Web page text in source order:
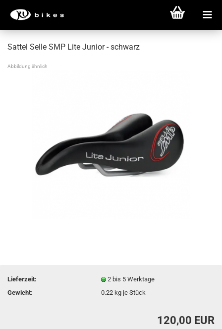
Sattel Selle SMP Lite Junior - schwarz
Abbildung ähnlich
Lieferzeit:
2 bis 5 Werktage
Gewicht:
0.22 kg je Stück
120,00 EUR